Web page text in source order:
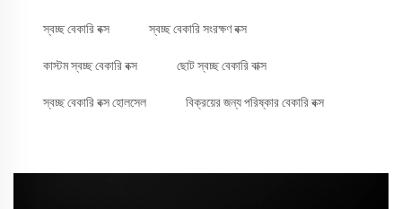
স্বচ্ছ বেকারি বক্স স্বচ্ছ বেকারি সংরক্ষণ বক্স
কাস্টম স্বচ্ছ বেকারি বক্স ছোট স্বচ্ছ বেকারি বাক্স
স্বচ্ছ বেকারি বক্স হোলসেল বিক্রয়ের জন্য পরিষ্কার বেকারি বক্স